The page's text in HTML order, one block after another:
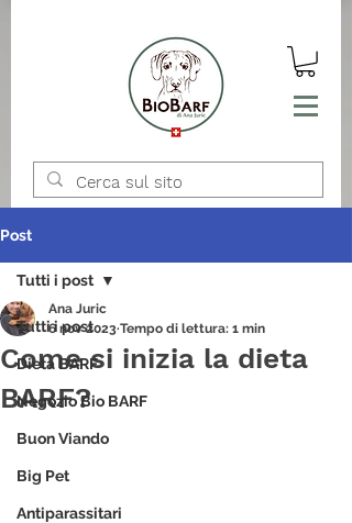
Post
Tutti i post
Dieta BARF
Negozio Bio BARF
Buon Viando
Big Pet
Antiparassitari
Tutti i post
Come si inizia la dieta
BARF?
Ana Juric
6 nov 2023 Tempo di lettura: 1 min